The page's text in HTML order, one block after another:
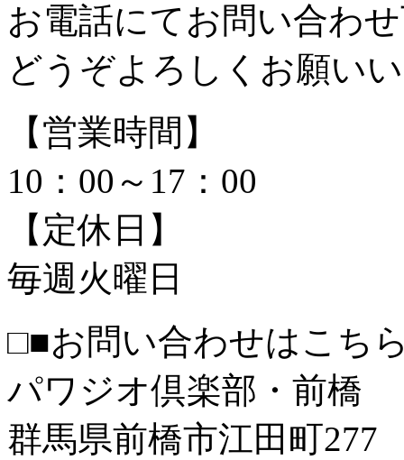
お電話にてお問い合わ
どうぞよろしくお願い
【営業時間】
10：00～17：00
【定休日】
毎週火曜日
□■お問い合わせはこち
パワジオ倶楽部・前橋
群馬県前橋市江田町277